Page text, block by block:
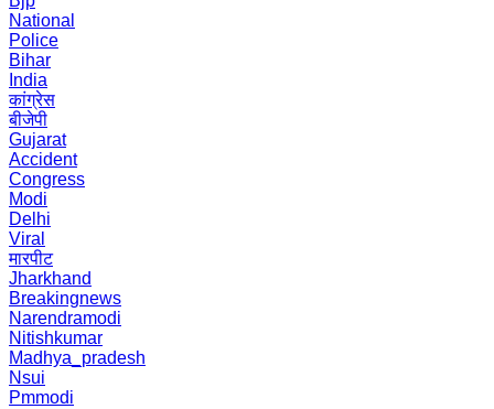
National
Police
Bihar
India
कांग्रेस
बीजेपी
Gujarat
Accident
Congress
Modi
Delhi
Viral
मारपीट
Jharkhand
Breakingnews
Narendramodi
Nitishkumar
Madhya_pradesh
Nsui
Pmmodi